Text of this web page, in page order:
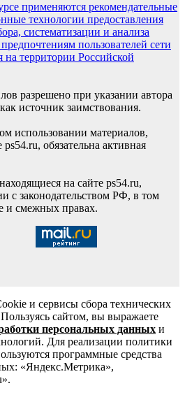
применяются рекомендательные
технологии предоставления
систематизации и анализа
пользователей сети
территории Российской
разрешено при указании автора
источник заимствования.
использовании материалов,
обязательна активная
на сайте ps54.ru,
с законодательством РФ, в том
и смежных правах.
и сервисы сбора технических
сайтом, вы выражаете
персональных данных и
Для реализации политики
программные средства
«Яндекс.Метрика»,